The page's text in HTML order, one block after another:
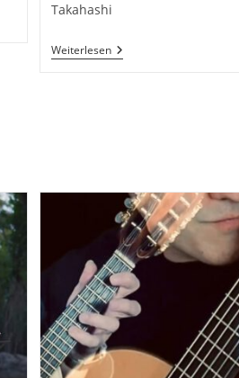
Takahashi
WeiterlesenSuzuna
Takahasi